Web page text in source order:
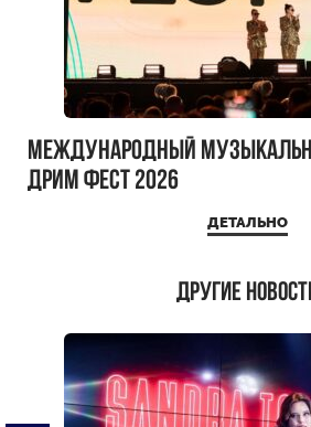
Международный
ДРИМ ФЕСТ 2026
ДЕТАЛЬНО
Другие